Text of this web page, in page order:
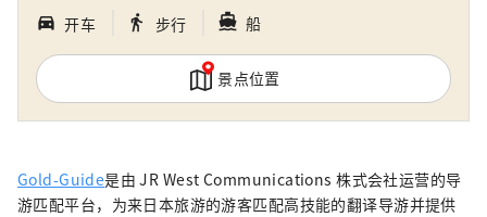
directions_car_filled 开车 directions_walk 步行 directions_boat 船
景点位置
Gold-Guide是由 JR West Communications 株式会社运营的导
游匹配平台，为来日本旅游的游客匹配高技能的翻译导游并提供